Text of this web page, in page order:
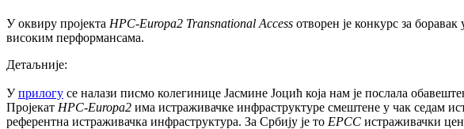
У оквиру пројекта HPC-Europa2 Transnational Access отворен је конкурс за боравак
високим перформансама.
Детаљније:
Уприлогу се налази писмо колегинице Јасмине Јоцић која нам је послала
Пројекат HPC-Europa2 има истраживачке инфраструктуре смештене у чак седам
референтна истраживачка инфраструктура. За Србију је то EPCC истраживачки